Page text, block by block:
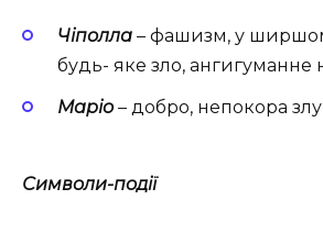
Чіполла – фашизм, у
будь- яке зло, ангигуманне
Маріо– добро, непокора злу
Символи-події